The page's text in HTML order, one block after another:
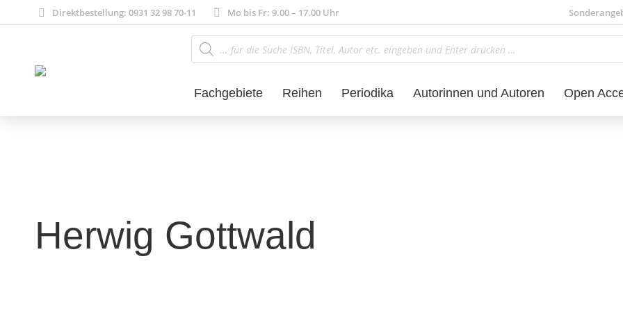
Direktbestellung: 0931 32 98 70-11 Mo bis Fr: 9.00 – 17.00 Uhr
Products
search
Fachgebiete Reihen Periodika Autorinnen und Autoren Open
Herwig Gottwald